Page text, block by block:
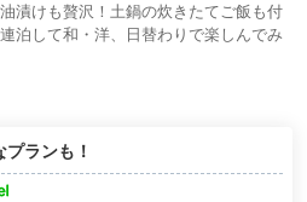
漬けも贅沢！土鍋の炊きたてご飯も付
泊して和・洋、日替わりで楽しんでみ
ランも！